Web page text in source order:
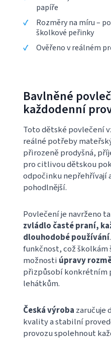
papíře
Rozměry na míru –
školkové peřinky
Ověřeno v reálném
Bavlněné
každodenní
Toto dětské povlečení
reálné potřeby
přirozeně prodyšná,
pro citlivou dětskou
odpočinku nepřehřívají
pohodlnější.
Povlečení je navrženo
zvládlo časté praní,
dlouhodobé používání
funkčnost, což školkám
možnosti úpravy
přizpůsobí konkrétním
lehátkům.
Česká výroba zaručuje
kvality a stabilní
provozu spolehnout